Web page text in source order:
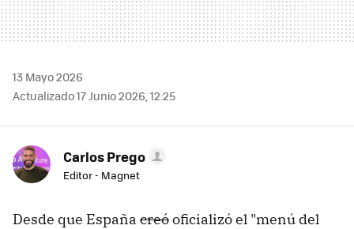
13 Mayo 2026
Actualizado 17 Junio 2026, 12:25
Carlos Prego
Editor - Magnet
Desde que España creóoficializó el "menú del